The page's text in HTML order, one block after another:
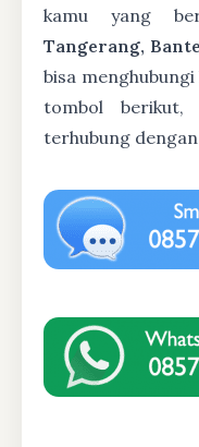
kamu yang
Tangerang,
bisa
tombol berikut,
terhubung dengan